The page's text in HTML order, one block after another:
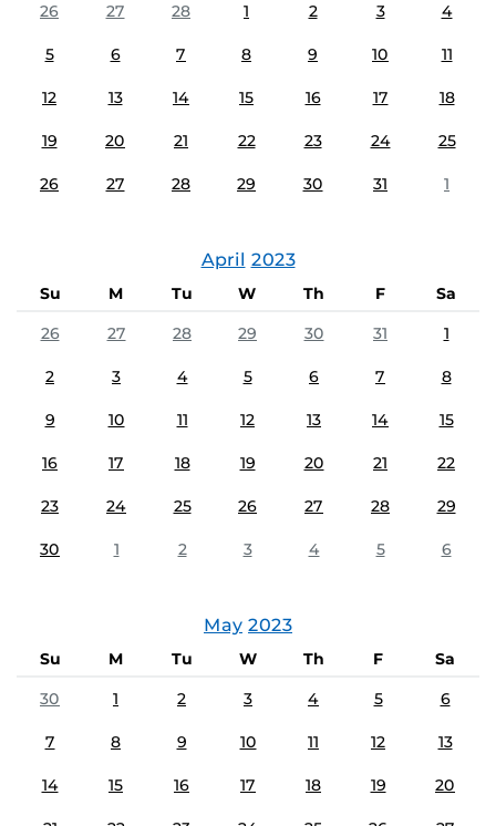
26
27 28 1 2 3 4
5 6 7 8 9 10 11
12 13 14 15 16 17 18
19 20 21 22 23 24 25
26 27 28 29 30 31 1
April 2023
Su M Tu W Th F
Sa
26
27 28 29 30 31 1
2 3 4 5 6 7 8
9 10 11 12 13 14 15
16 17 18 19 20 21 22
23 24 25 26 27 28 29
30 1 2 3 4 5 6
May 2023
Su M Tu W Th F
Sa
30
1 2 3 4 5 6
7 8 9 10 11 12 13
14 15 16 17 18 19 20